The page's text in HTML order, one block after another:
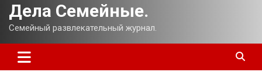
Дела Семейные.
Семейный развлекательный журнал.